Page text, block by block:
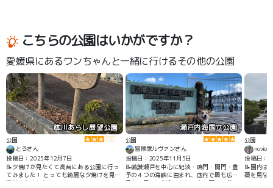
こちらの公園はいかがですか？
愛媛県にあるワンちゃんと一緒に行けるその他の公園
肱川あらし展望公園
公園
とろさん
投稿日：2025年12月7日
📝夕焼けが見たくて高台にある公園に行っ
てみました！ とっても綺麗な夕焼けを見る
事が出来ました🌆
瀬戸内海国立公園
公園
冒険家ルヴァンさん
投稿日：2025年11月5日
📝備讃瀬戸を中心に紀淡・鳴門・関門・豊
予の４つの海峡に囲まれ、国内で最も広く
日本で最初に指定された国立公園。天気の
公園
novico
投稿日：
📝園内は
薇を見な